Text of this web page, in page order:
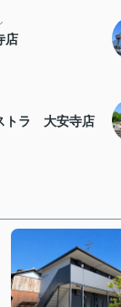
店
トラ 大安寺店